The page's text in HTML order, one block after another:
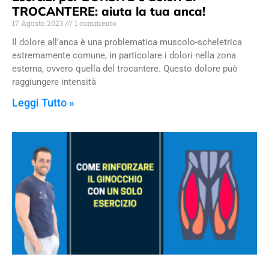
TROCANTERE: aiuta la tua anca!
17 Agosto 2023 1 commento
Il dolore all’anca è una problematica muscolo-scheletrica
estremamente comune, in particolare i dolori nella zona
esterna, ovvero quella del trocantere. Questo dolore può
raggiungere intensità
Leggi Tutto »